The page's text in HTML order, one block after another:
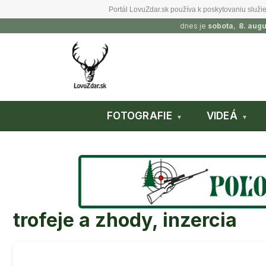
Portál LovuZdar.sk používa k poskytovaniu
dnes je sobota, 8.
FOTOGRAFIE VIDEÁ
trofeje a zhody, inzercia